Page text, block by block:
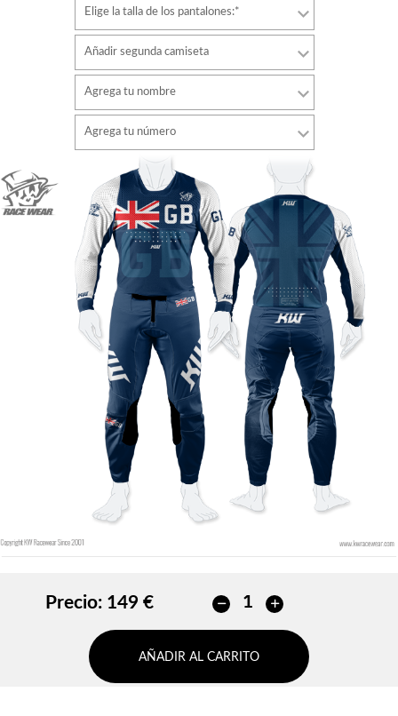
Elige la talla de los pantalones:*
Añadir segunda camiseta
Agrega tu nombre
Color de fuente
Color de contorno
Sin contorno
AÑADIR
Agrega tu número
estilo
Color de fuente
Color de contorno
Sin contorno
AÑADIR
Precio: 149 €
AÑADIR AL CARRITO